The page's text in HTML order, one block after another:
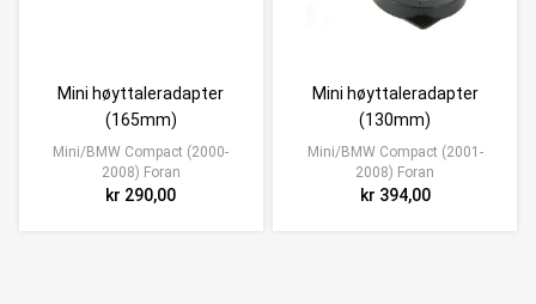
Mini høyttaleradapter
(165mm)
Mini/BMW Compact (2000-
2008) Foran
kr 290,00
Mini høyttaleradapter
(130mm)
Mini/BMW Compact (2001-
2008) Foran
kr 394,00